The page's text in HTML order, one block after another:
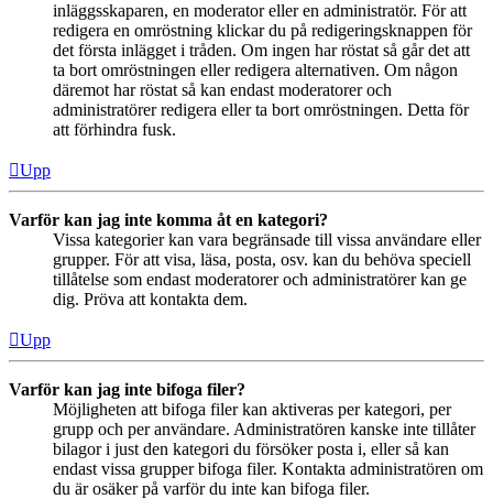
inläggsskaparen, en moderator eller en administratör. För att
redigera en omröstning klickar du på redigeringsknappen för
det första inlägget i tråden. Om ingen har röstat så går det att
ta bort omröstningen eller redigera alternativen. Om någon
däremot har röstat så kan endast moderatorer och
administratörer redigera eller ta bort omröstningen. Detta för
att förhindra fusk.
Upp
Varför kan jag inte komma åt en kategori?
Vissa kategorier kan vara begränsade till vissa användare eller
grupper. För att visa, läsa, posta, osv. kan du behöva speciell
tillåtelse som endast moderatorer och administratörer kan ge
dig. Pröva att kontakta dem.
Upp
Varför kan jag inte bifoga filer?
Möjligheten att bifoga filer kan aktiveras per kategori, per
grupp och per användare. Administratören kanske inte tillåter
bilagor i just den kategori du försöker posta i, eller så kan
endast vissa grupper bifoga filer. Kontakta administratören om
du är osäker på varför du inte kan bifoga filer.